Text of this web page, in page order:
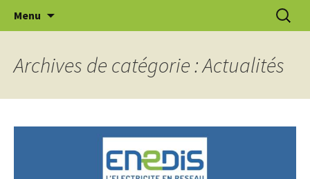
Le Thuit de l'Oison
Menu
Archives de catégorie : Actualités